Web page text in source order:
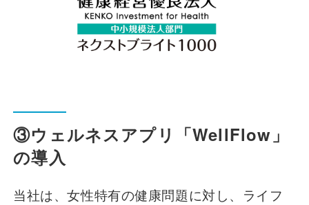
③ウェルネスアプリ「WellFlow」
の導入
当社は、女性特有の健康問題に対し、ライフ